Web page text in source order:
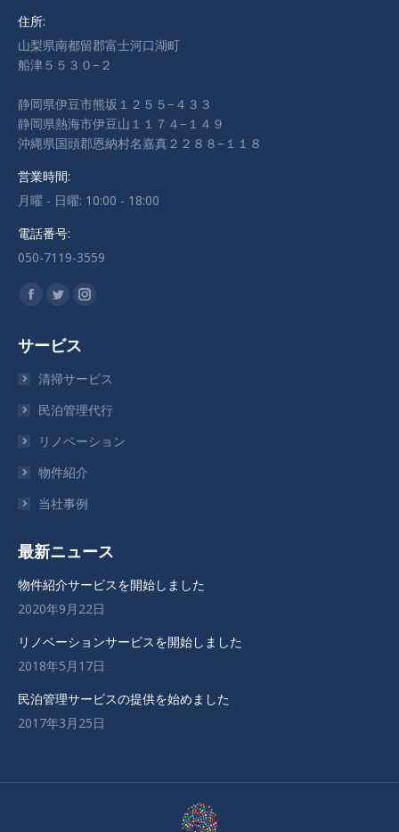
住所:
山梨県南都留郡富士河口湖町
船津５５３０−２
静岡県伊豆市熊坂１２５５−４３３
静岡県熱海市伊豆山１１７４−１４９
沖縄県国頭郡恩納村名嘉真２２８８−１１８
営業時間:
月曜 - 日曜: 10:00 - 18:00
電話番号:
050-7119-3559
私達を見つけてください：
Facebook
ー
ジ
新
し
い
ィ
ド
ウ
で
き
ま
す
Twitter
ー
ジ
新
し
い
ィ
ド
ウ
で
ま
す
Instagram
ジ
新
し
い
ィ
ウ
で
き
ま
す
サービス
清掃サービス
民泊管理代行
リノベーション
物件紹介
当社事例
最新ニュース
物件紹介サービスを開始しました
2020年9月22日
リノベーションサービスを開始しました
2018年5月17日
民泊管理サービスの提供を始めました
2017年3月25日